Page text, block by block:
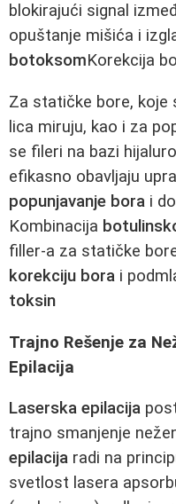
blokirajući signal
opuštanje mišića i
botoksomKorekcija
Za statičke bore, koje
lica miruju, kao i za
se fileri na bazi
efikasno obavljaju
popunjavanje bora i
Kombinacija
filler-a za statičke
korekciju bora i
toksin
Trajno Rešenje za
Epilacija
Laserska epilacija
trajno smanjenje
epilacija radi na
svetlost lasera